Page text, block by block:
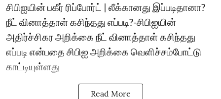
சிபிஐயின் பகீர் ரிப்போர்ட் | லீக்கானது இப்படிதானா?
நீட் வினாத்தாள் கசிந்தது எப்படி?-சிபிஐயின்
அதிர்ச்சிகர அறிக்கை நீட் வினாத்தாள் கசிந்தது
எப்படி என்பதை சிபிஐ அறிக்கை வெளிச்சம்போட்டு
காட்டியுள்ளது
Read More